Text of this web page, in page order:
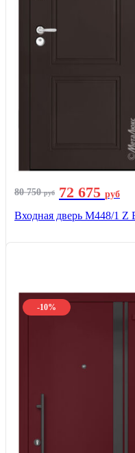
80 750руб 72 675 руб
Входная дверь М448/1 Z
-10%